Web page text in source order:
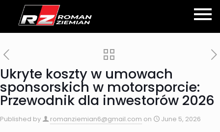
Ukryte koszty w umowach
sponsorskich w motorsporcie:
Przewodnik dla inwestorów 2026
Published by romanziemian6@gmail.com on June 5, 2026